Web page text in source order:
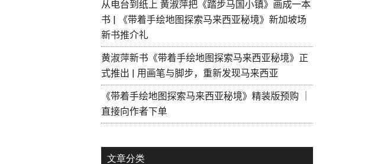
从电台到纸上 黄淑萍把《踏步马国小镇》画成一本
书 | 《带着手绘地图探索马来西亚秘境》新加坡场
新书推介礼
黄淑萍新书《带着手绘地图探索马来西亚秘境》正
式推出 | 用画笔与脚步，重新发现马来西亚
《带着手绘地图探索马来西亚秘境》精装版预购 ｜
直接向作者下单
文章分类